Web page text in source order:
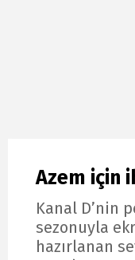
Azem için
Kanal D’nin
sezonuyla
hazırlanan